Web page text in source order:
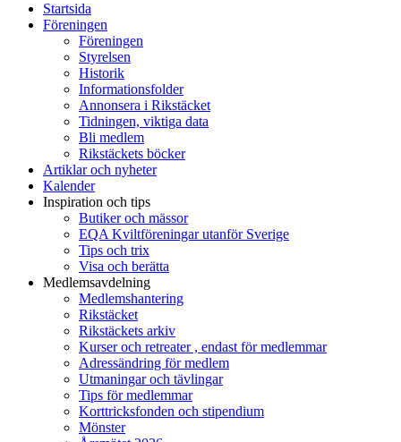
Startsida
Föreningen
Föreningen
Styrelsen
Historik
Informationsfolder
Annonsera i Rikstäcket
Tidningen, viktiga data
Bli medlem
Rikstäckets böcker
Artiklar och nyheter
Kalender
Inspiration och tips
Butiker och mässor
EQA Kviltföreningar utanför Sverige
Tips och trix
Visa och berätta
Medlemsavdelning
Medlemshantering
Rikstäcket
Rikstäckets arkiv
Kurser och retreater , endast för medlemmar
Adressändring för medlem
Utmaningar och tävlingar
Tips för medlemmar
Korttricksfonden och stipendium
Mönster